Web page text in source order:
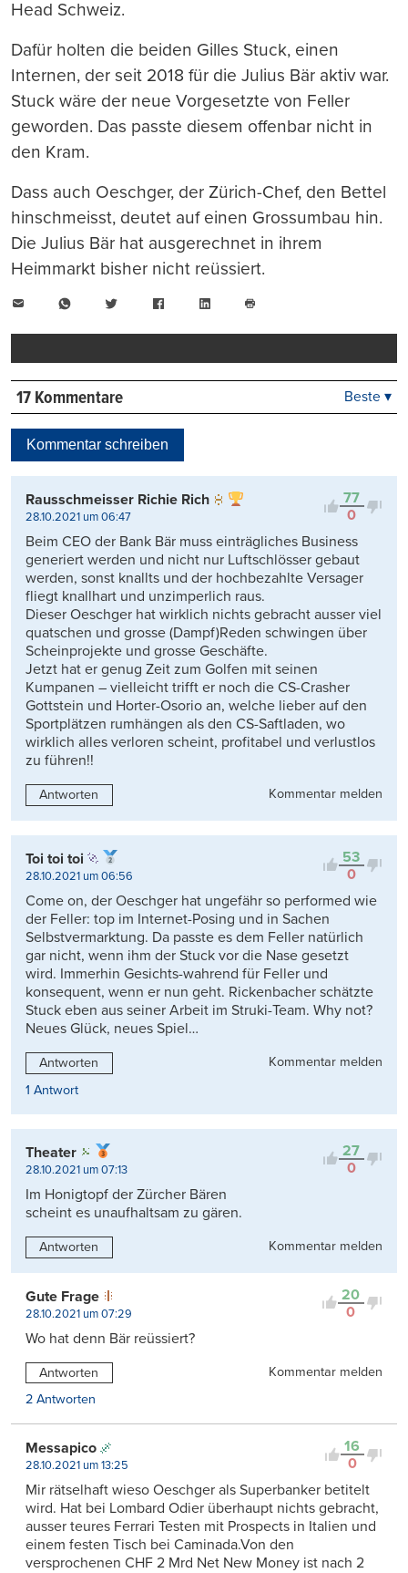
Head Schweiz.
Dafür holten die beiden Gilles Stuck, einen
Internen, der seit 2018 für die Julius Bär aktiv war.
Stuck wäre der neue Vorgesetzte von Feller
geworden. Das passte diesem offenbar nicht in
den Kram.
Dass auch Oeschger, der Zürich-Chef, den Bettel
hinschmeisst, deutet auf einen Grossumbau hin.
Die Julius Bär hat ausgerechnet in ihrem
Heimmarkt bisher nicht reüssiert.
WhatsAppTwitter FacebookLinkedIn
drucken
17 Kommentare
Kontrovers
Beste ▾
Kommentar schreiben
77
0
Rausschmeisser Richie Rich
28.10.2021 um 06:47
Beim CEO der Bank Bär muss einträgliches Business
generiert werden und nicht nur Luftschlösser gebaut
werden, sonst knallts und der hochbezahlte Versager
fliegt knallhart und unzimperlich raus.
Dieser Oeschger hat wirklich nichts gebracht ausser viel
quatschen und grosse (Dampf)Reden schwingen über
Scheinprojekte und grosse Geschäfte.
Jetzt hat er genug Zeit zum Golfen mit seinen
Kumpanen – vielleicht trifft er noch die CS-Crasher
Gottstein und Horter-Osorio an, welche lieber auf den
Sportplätzen rumhängen als den CS-Saftladen, wo
wirklich alles verloren scheint, profitabel und verlustlos
zu führen!!
Antworten Kommentar melden
53
0
Toi toi toi
28.10.2021 um 06:56
Come on, der Oeschger hat ungefähr so performed wie
der Feller: top im Internet-Posing und in Sachen
Selbstvermarktung. Da passte es dem Feller natürlich
gar nicht, wenn ihm der Stuck vor die Nase gesetzt
wird. Immerhin Gesichts-wahrend für Feller und
konsequent, wenn er nun geht. Rickenbacher schätzte
Stuck eben aus seiner Arbeit im Struki-Team. Why not?
Neues Glück, neues Spiel…
Antworten
Kommentar melden
1 Antwort
27
0
Theater
28.10.2021 um 07:13
Im Honigtopf der Zürcher Bären
scheint es unaufhaltsam zu gären.
Antworten Kommentar melden
20
0
Gute Frage
28.10.2021 um 07:29
Wo hat denn Bär reüssiert?
Antworten
Kommentar melden
2 Antworten
16
0
Messapico
28.10.2021 um 13:25
Mir rätselhaft wieso Oeschger als Superbanker betitelt
wird. Hat bei Lombard Odier überhaupt nichts gebracht,
ausser teures Ferrari Testen mit Prospects in Italien und
einem festen Tisch bei Caminada.Von den
versprochenen CHF 2 Mrd Net New Money ist nach 2